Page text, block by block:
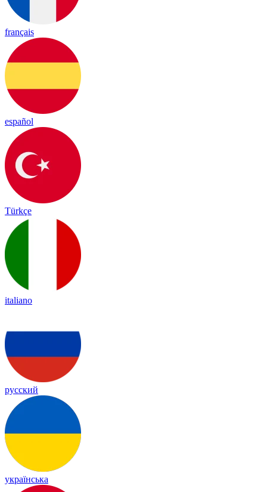
français
español
Türkçe
italiano
русский
українська